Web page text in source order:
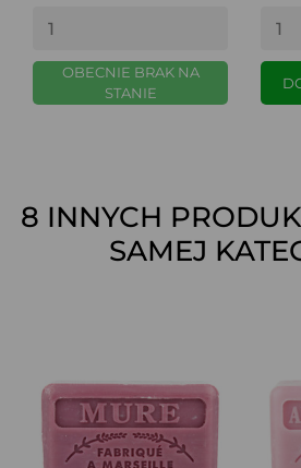
OBECNIE BRAK NA
STANIE
8 INNYCH
SAMEJ